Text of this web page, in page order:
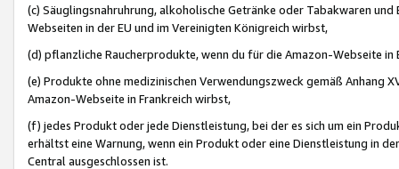
(c) Säuglingsnahruhrung, alkoholische Getränke oder Tabakwaren
Webseiten in der EU und im Vereinigten Königreich wirbst,
(d) pflanzliche Raucherprodukte, wenn du für die Amazon-Webseite in
(e) Produkte ohne medizinischen Verwendungszweck gemäß Anhang
Amazon-Webseite in Frankreich wirbst,
(f) jedes Produkt oder jede Dienstleistung, bei der es sich um ein
erhältst eine Warnung, wenn ein Produkt oder eine Dienstleistung in
Central ausgeschlossen ist.